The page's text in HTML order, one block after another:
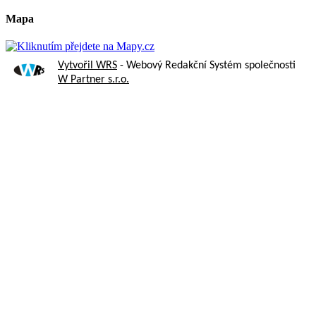
Mapa
Vytvořil WRS - Webový Redakční Systém společnosti
W Partner s.r.o.